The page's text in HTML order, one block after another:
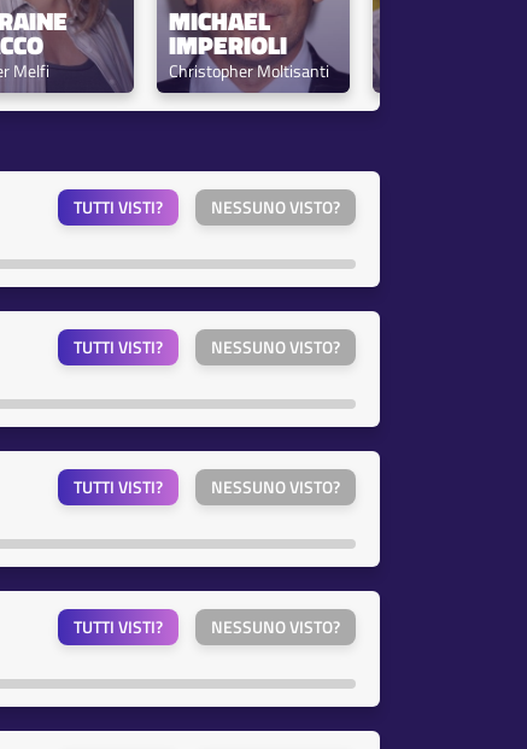
Melfi
MICHAEL
IMPERIOLI
Christopher Moltisanti
TUTTI VISTI? NESSUNO VISTO?
TUTTI VISTI? NESSUNO VISTO?
TUTTI VISTI? NESSUNO VISTO?
TUTTI VISTI? NESSUNO VISTO?